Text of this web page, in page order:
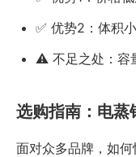
✅ 优势2：体积
⚠️ 不足之处：容
选购指南：电蒸
面对众多品牌，如